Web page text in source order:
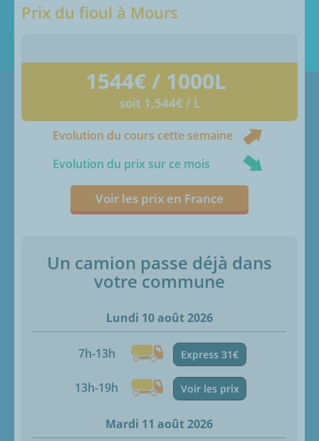
Prix du fioul à Mours
1544€ / 1000L
soit 1,544€ / L
Evolution du cours cette semaine
Evolution du prix sur ce mois
Voir les prix en France
Un camion passe déjà dans
votre commune
Lundi 10 août 2026
7h-13h Express 31€
13h-19h Voir les prix
Mardi 11 août 2026